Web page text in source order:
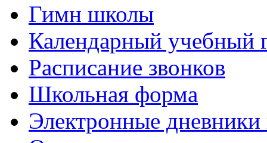
Гимн школы
Календарный учебный
Расписание звонков
Школьная форма
Электронные